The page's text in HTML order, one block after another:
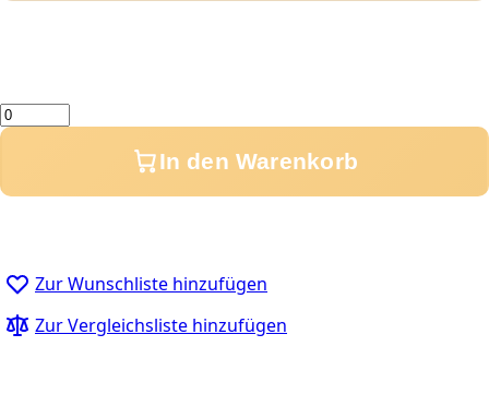
Menge
In den Warenkorb
Zur Wunschliste hinzufügen
Zur Vergleichsliste hinzufügen